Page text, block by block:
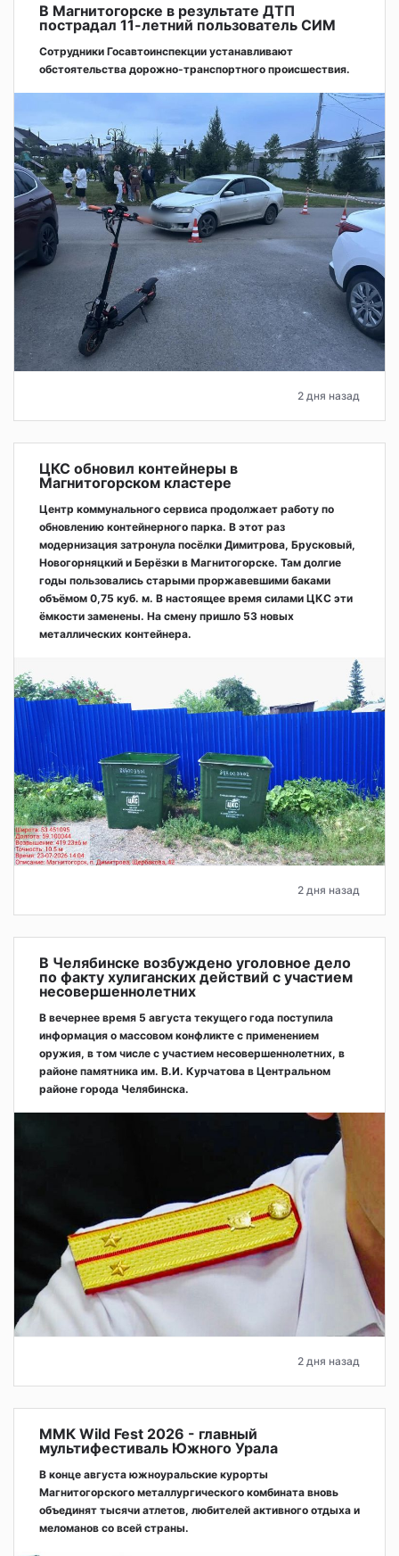
В Магнитогорске в результате ДТП
пострадал 11-летний пользователь СИМ
Сотрудники Госавтоинспекции устанавливают
обстоятельства дорожно-транспортного происшествия.
2 дня назад
ЦКС обновил контейнеры в
Магнитогорском кластере
Центр коммунального сервиса продолжает работу по
обновлению контейнерного парка. В этот раз
модернизация затронула посёлки Димитрова, Брусковый,
Новогорняцкий и Берёзки в Магнитогорске. Там долгие
годы пользовались старыми проржавевшими баками
объёмом 0,75 куб. м. В настоящее время силами ЦКС эти
ёмкости заменены. На смену пришло 53 новых
металлических контейнера.
2 дня назад
В Челябинске возбуждено уголовное дело
по факту хулиганских действий с участием
несовершеннолетних
В вечернее время 5 августа текущего года поступила
информация о массовом конфликте с применением
оружия, в том числе с участием несовершеннолетних, в
районе памятника им. В.И. Курчатова в Центральном
районе города Челябинска.
2 дня назад
ММК Wild Fest 2026 - главный
мультифестиваль Южного Урала
В конце августа южноуральские курорты
Магнитогорского металлургического комбината вновь
объединят тысячи атлетов, любителей активного отдыха и
меломанов со всей страны.